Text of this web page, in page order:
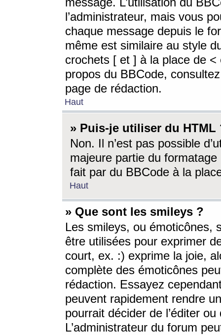
l’administrateur, mais vous
chaque message depuis le
même est similaire au style
crochets [ et ] à la place de <
propos du BBCode,
page de rédaction.
Haut
» Puis-je utiliser du HTML
Non. Il n’est pas possible
majeure partie du
fait par du BBCode à la
Haut
» Que sont les smileys ?
Les smileys, ou émoticônes,
être utilisées pour exprimer
court, ex. :) exprime la joie,
complète des émoticônes
rédaction. Essayez
peuvent rapidement rendre
pourrait décider de l’éditer
L’administrateur du forum